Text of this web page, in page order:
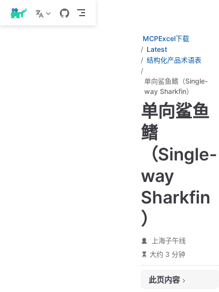
跳
MCPExcel下载
Latest
结构化产品术语表
单向鲨鱼鳍（Single-
way Sharkfin）
单向鲨鱼
鳍
（Single-
way
Sharkfin
）
上海子午线
大约 3 分钟
此页内容